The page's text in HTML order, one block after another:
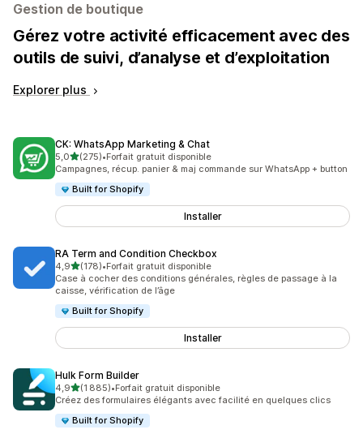
Gestion de boutique
Gérez votre activité efficacement avec des
outils de suivi, d’analyse et d’exploitation
Explorer plus
CK: WhatsApp Marketing & Chat
5,0étoile(s) sur 5
(275)
275 avis au total
•Forfait gratuit disponible
Campagnes, récup. panier & maj commande sur WhatsApp + button
Built for Shopify
Installer
RA Term and Condition Checkbox
4,9étoile(s) sur 5
(178)
178 avis au total
•Forfait gratuit disponible
Case à cocher des conditions générales, règles de passage à la
caisse, vérification de l’âge
Built for Shopify
Installer
Hulk Form Builder
4,9étoile(s) sur 5
(1 885)
1885 avis au total
•Forfait gratuit disponible
Créez des formulaires élégants avec facilité en quelques clics
Built for Shopify